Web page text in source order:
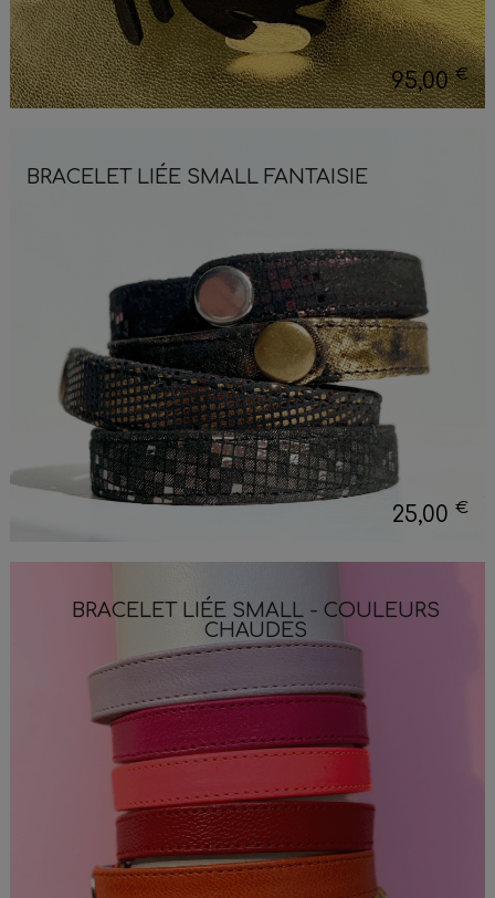
95,00€
BRACELET LIÉE SMALL FANTAISIE
25,00€
BRACELET LIÉE SMALL - COULEURS
CHAUDES